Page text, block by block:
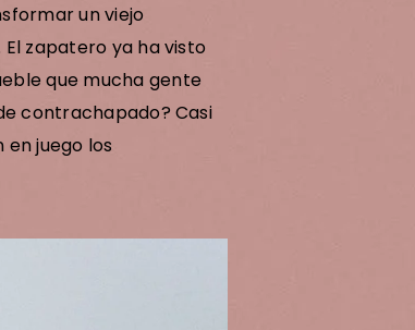
un viejo
zapatero ya ha visto
que mucha gente
contrachapado? Casi
juego los